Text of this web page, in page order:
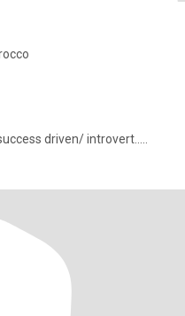
driven/ introvert.....